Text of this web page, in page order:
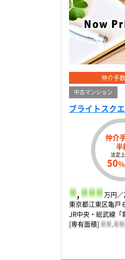
仲介手
中古マンション
ブライトスク
仲介
半
法定
50
- ,- - - 万円／
東京都江東区亀戸
JR中央・総武線「
[専有面積] - - .- -